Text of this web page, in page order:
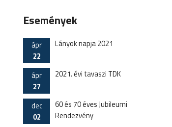
Események
ápr
22
Lányok napja 2021
ápr
27
2021. évi tavaszi TDK
dec
02
60 és 70 éves Jubileumi
Rendezvény